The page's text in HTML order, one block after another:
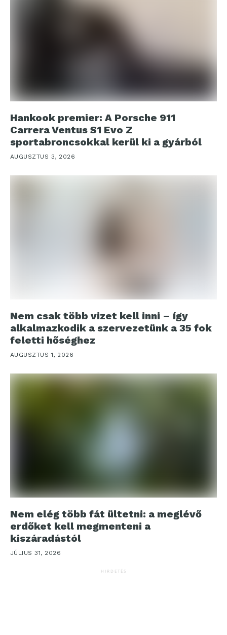
Hankook premier: A Porsche 911
Carrera Ventus S1 Evo Z
sportabroncsokkal kerül ki a gyárból
AUGUSZTUS 3, 2026
Nem csak több vizet kell inni – így
alkalmazkodik a szervezetünk a 35 fok
feletti hőséghez
AUGUSZTUS 1, 2026
Nem elég több fát ültetni: a meglévő
erdőket kell megmenteni a
kiszáradástól
JÚLIUS 31, 2026
HIRDETÉS